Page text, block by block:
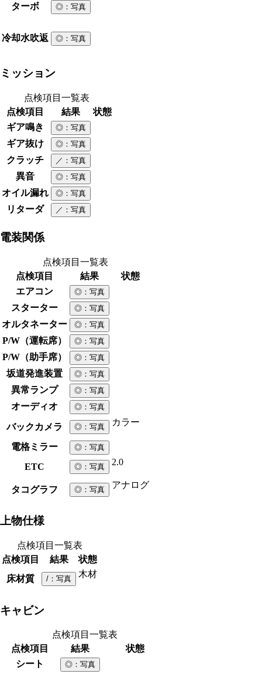
ターボ ◎ ：写真
冷却水吹返 ◎ ：写真
ミッション
点検項目一覧表
点検項目
結果
状態
ギア鳴き
◎ ：写真
ギア抜け ◎ ：写真
クラッチ ／ ：写真
異音 ◎ ：写真
オイル漏れ ◎ ：写真
リターダ ／ ：写真
電装関係
点検項目一覧表
点検項目
結果
状態
エアコン
◎ ：写真
スターター ◎ ：写真
オルタネーター ◎ ：写真
P/W（運転席） ◎ ：写真
P/W（助手席） ◎ ：写真
坂道発進装置 ◎ ：写真
異常ランプ ◎ ：写真
オーディオ ◎ ：写真
バックカメラ ◎ ：写真 カラー
電格ミラー ◎ ：写真
ETC ◎ ：写真 2.0
タコグラフ ◎ ：写真 アナログ
上物仕様
点検項目一覧表
点検項目
結果
状態
床材質
/ ：写真 木材
キャビン
点検項目一覧表
点検項目
結果
状態
シート
◎ ：写真